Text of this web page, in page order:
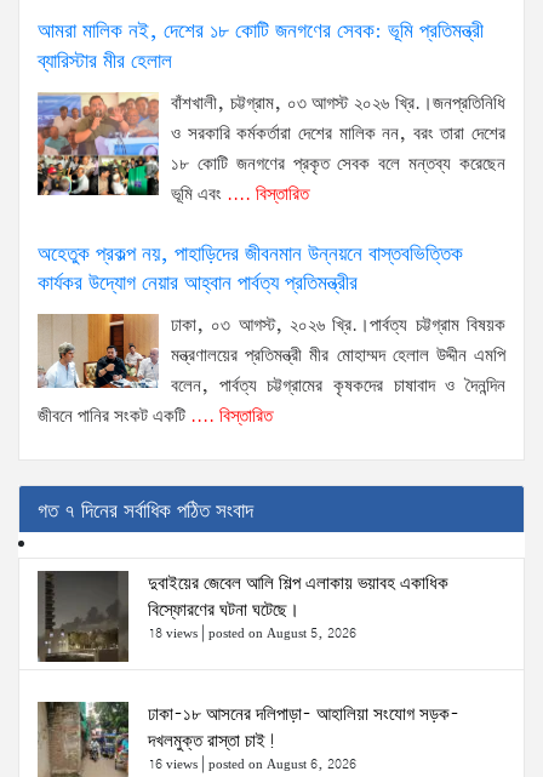
আমরা মালিক নই, দেশের ১৮ কোটি জনগণের সেবক: ভূমি প্রতিমন্ত্রী
ব্যারিস্টার মীর হেলাল
বাঁশখালী, চট্টগ্রাম, ০৩ আগস্ট ২০২৬ খ্রি.।জনপ্রতিনিধি
ও সরকারি কর্মকর্তারা দেশের মালিক নন, বরং তারা দেশের
১৮ কোটি জনগণের প্রকৃত সেবক বলে মন্তব্য করেছেন
ভূমি এবং .... বিস্তারিত
অহেতুক প্রকল্প নয়, পাহাড়িদের জীবনমান উন্নয়নে বাস্তবভিত্তিক
কার্যকর উদ্যোগ নেয়ার আহ্বান পার্বত্য প্রতিমন্ত্রীর
ঢাকা, ০৩ আগস্ট, ২০২৬ খ্রি.।পার্বত্য চট্টগ্রাম বিষয়ক
মন্ত্রণালয়ের প্রতিমন্ত্রী মীর মোহাম্মদ হেলাল উদ্দীন এমপি
বলেন, পার্বত্য চট্টগ্রামের কৃষকদের চাষাবাদ ও দৈনন্দিন
জীবনে পানির সংকট একটি .... বিস্তারিত
গত ৭ দিনের সর্বাধিক পঠিত সংবাদ
দুবাইয়ের জেবেল আলি শিল্প এলাকায় ভয়াবহ একাধিক
বিস্ফোরণের ঘটনা ঘটেছে।
18 views posted on August 5, 2026
ঢাকা-১৮ আসনের দলিপাড়া- আহালিয়া সংযোগ সড়ক-
দখলমুক্ত রাস্তা চাই!
16 views posted on August 6, 2026